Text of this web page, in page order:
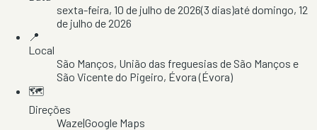
sexta-feira, 10 de julho de 2026(3 dias)atédomingo, 12
de julho de 2026
📍
Local
São Manços, União das freguesias de São Manços e
São Vicente do Pigeiro, Évora(Évora)
🗺️
Direções
Waze|Google Maps